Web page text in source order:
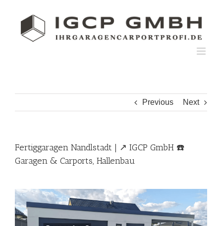
Previous Next
Fertiggaragen Nandlstadt | ↗️ IGCP GmbH ☎️
Garagen & Carports, Hallenbau